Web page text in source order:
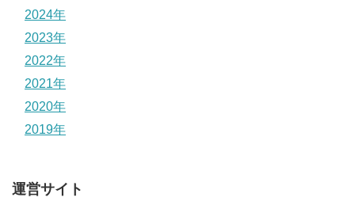
2024年
2023年
2022年
2021年
2020年
2019年
運営サイト